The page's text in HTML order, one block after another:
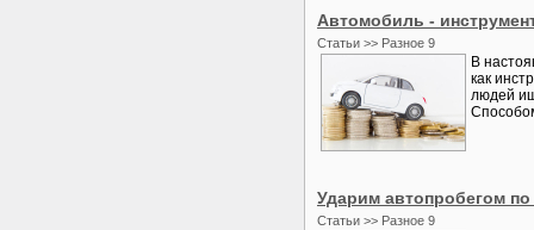
Автомобиль -
Статьи >> Разное 9
В
как
людей
Ударим автопробегом
Статьи >> Разное 9